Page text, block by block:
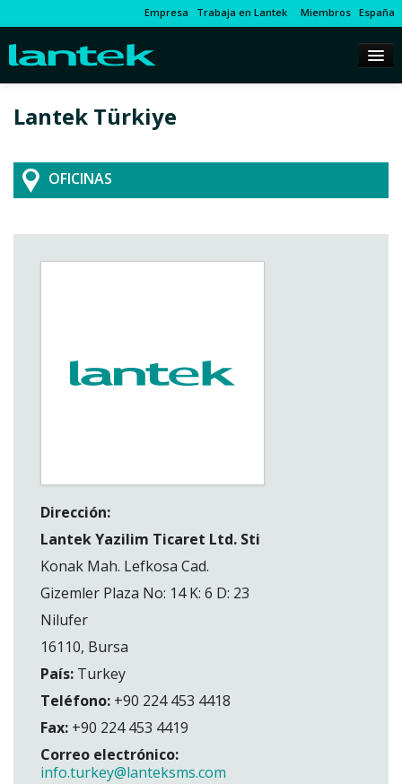
Empresa Trabaja en Lantek Miembros España
Lantek Türkiye
OFICINAS
Dirección:
Lantek Yazilim Ticaret Ltd. Sti
Konak Mah. Lefkosa Cad.
Gizemler Plaza No: 14 K: 6 D: 23
Nilufer
16110, Bursa
País: Turkey
Teléfono: +90 224 453 4418
Fax: +90 224 453 4419
Correo electrónico:
info.turkey@lanteksms.com